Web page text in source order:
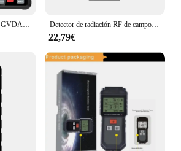
Medidor EMF multicampo GVDA, Detector de radiación de campo electromagnético portátil, probador de radiación de microondas RF de radiofrecuencia de alta frecuencia Detector de radiación RF de campo magnético multifuncional 3 en 1, probador de radiación electromagnética de mano, medidor EMF
22,79€